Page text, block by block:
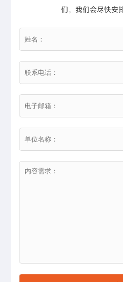
们，我们会尽快安